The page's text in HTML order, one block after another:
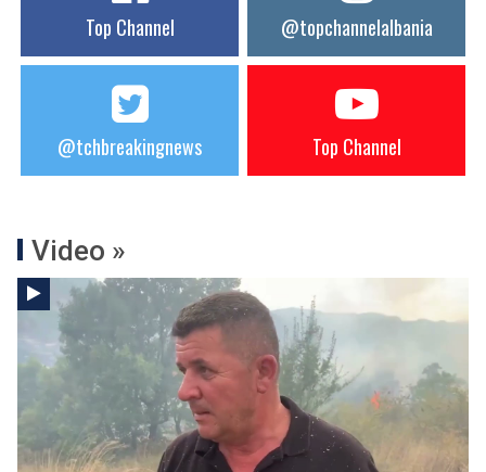
Top Channel @topchannelalbania
@tchbreakingnews Top Channel
Video »